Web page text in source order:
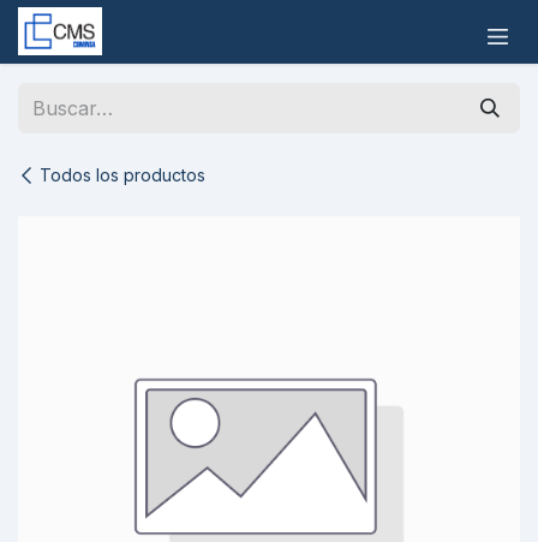
Ir al contenido
Todos los productos